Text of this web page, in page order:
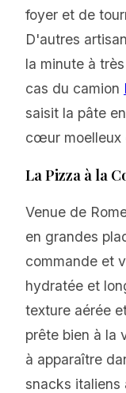
foyer et de
D'autres
la minute à
cas du camion
saisit la pâte
cœur moelleux
La Pizza à la
Venue de
en grandes
commande et
hydratée et
texture aérée
prête bien à la
à apparaître
snacks italiens